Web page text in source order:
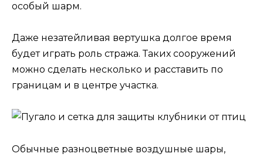
особый шарм.
Даже незатейливая вертушка долгое время
будет играть роль стража. Таких сооружений
можно сделать несколько и расставить по
границам и в центре участка.
Обычные разноцветные воздушные шары,